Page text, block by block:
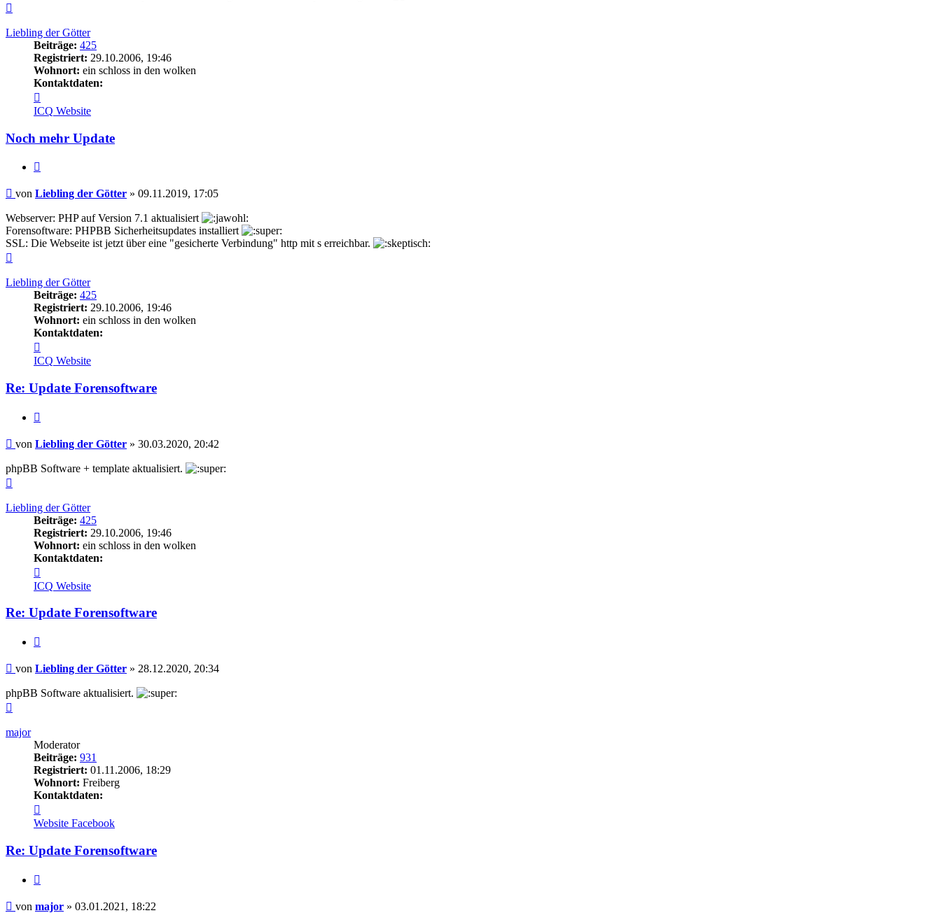
Liebling der Götter
Beiträge: 425
Registriert: 29.10.2006, 19:46
Wohnort: ein schloss in den wolken
Kontaktdaten:
von
Liebling
Götter
ICQ Website
Noch mehr Update
Beitrag
von Liebling der Götter » 09.11.2019, 17:05
Webserver: PHP auf Version 7.1 aktualisiert
Forensoftware: PHPBB Sicherheitsupdates installiert
SSL: Die Webseite ist jetzt über eine "gesicherte Verbindung" http mit s erreichbar.
Liebling der Götter
Beiträge: 425
Registriert: 29.10.2006, 19:46
Wohnort: ein schloss in den wolken
Kontaktdaten:
von
Liebling
der
Götter
ICQ Website
Re: Update Forensoftware
Beitrag
von Liebling der Götter » 30.03.2020, 20:42
phpBB Software + template aktualisiert.
Liebling der Götter
Beiträge: 425
Registriert: 29.10.2006, 19:46
Wohnort: ein schloss in den wolken
Kontaktdaten:
von
Liebling
der
Götter
ICQ Website
Re: Update Forensoftware
Beitrag
von Liebling der Götter » 28.12.2020, 20:34
phpBB Software aktualisiert.
major
Moderator
Beiträge: 931
Registriert: 01.11.2006, 18:29
Wohnort: Freiberg
Kontaktdaten:
von
major
Website Facebook
Re: Update Forensoftware
Beitrag
von major » 03.01.2021, 18:22